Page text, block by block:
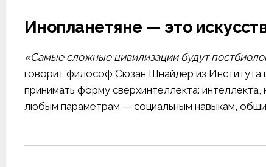
Инопланетяне — это
«Самые сложные цивилизации будут
говорит философ Сюзан Шнайдер из Института
принимать форму сверхинтеллекта:
любым параметрам — социальным навыкам,